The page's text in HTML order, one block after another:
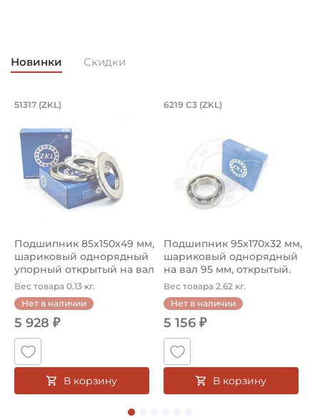
Сербия
Новинки Скидки
Подшипник 85х150х49 мм,
51317 (ZKL)
Подшипник 85х150х49 мм,
шариковый однорядный
упорный открытый на вал
85...
Вес товара 0.13 кг.
Нет в наличии
5 928 ₽
В корзину
Подшипник
6219 C3 (ZKL)
Подшипник 95х170х32 мм,
шариковый однорядный
на вал 95 мм, открытый.
Ар...
Вес товара 2.62 кг.
Нет в наличии
5 156 ₽
В корзину